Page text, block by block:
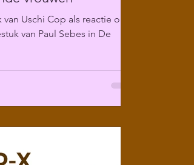
Uschi Cop als reactie op
van Paul Sebes in De